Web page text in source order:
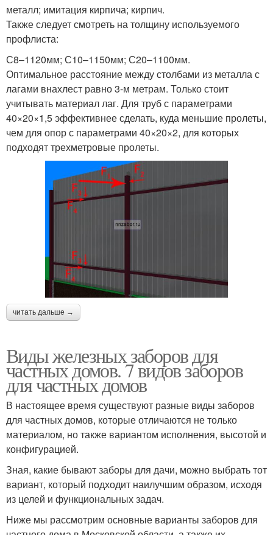
металл; имитация кирпича; кирпич.
Также следует смотреть на толщину используемого
профлиста:
С8–1120мм; С10–1150мм; С20–1100мм.
Оптимальное расстояние между столбами из металла с
лагами внахлест равно 3-м метрам. Только стоит
учитывать материал лаг. Для труб с параметрами
40×20×1,5 эффективнее сделать, куда меньшие пролеты,
чем для опор с параметрами 40×20×2, для которых
подходят трехметровые пролеты.
читать дальше →
Виды железных заборов для
частных домов. 7 видов заборов
для частных домов
В настоящее время существуют разные виды заборов
для частных домов, которые отличаются не только
материалом, но также вариантом исполнения, высотой и
конфигурацией.
Зная, какие бывают заборы для дачи, можно выбрать тот
вариант, который подходит наилучшим образом, исходя
из целей и функциональных задач.
Ниже мы рассмотрим основные варианты заборов для